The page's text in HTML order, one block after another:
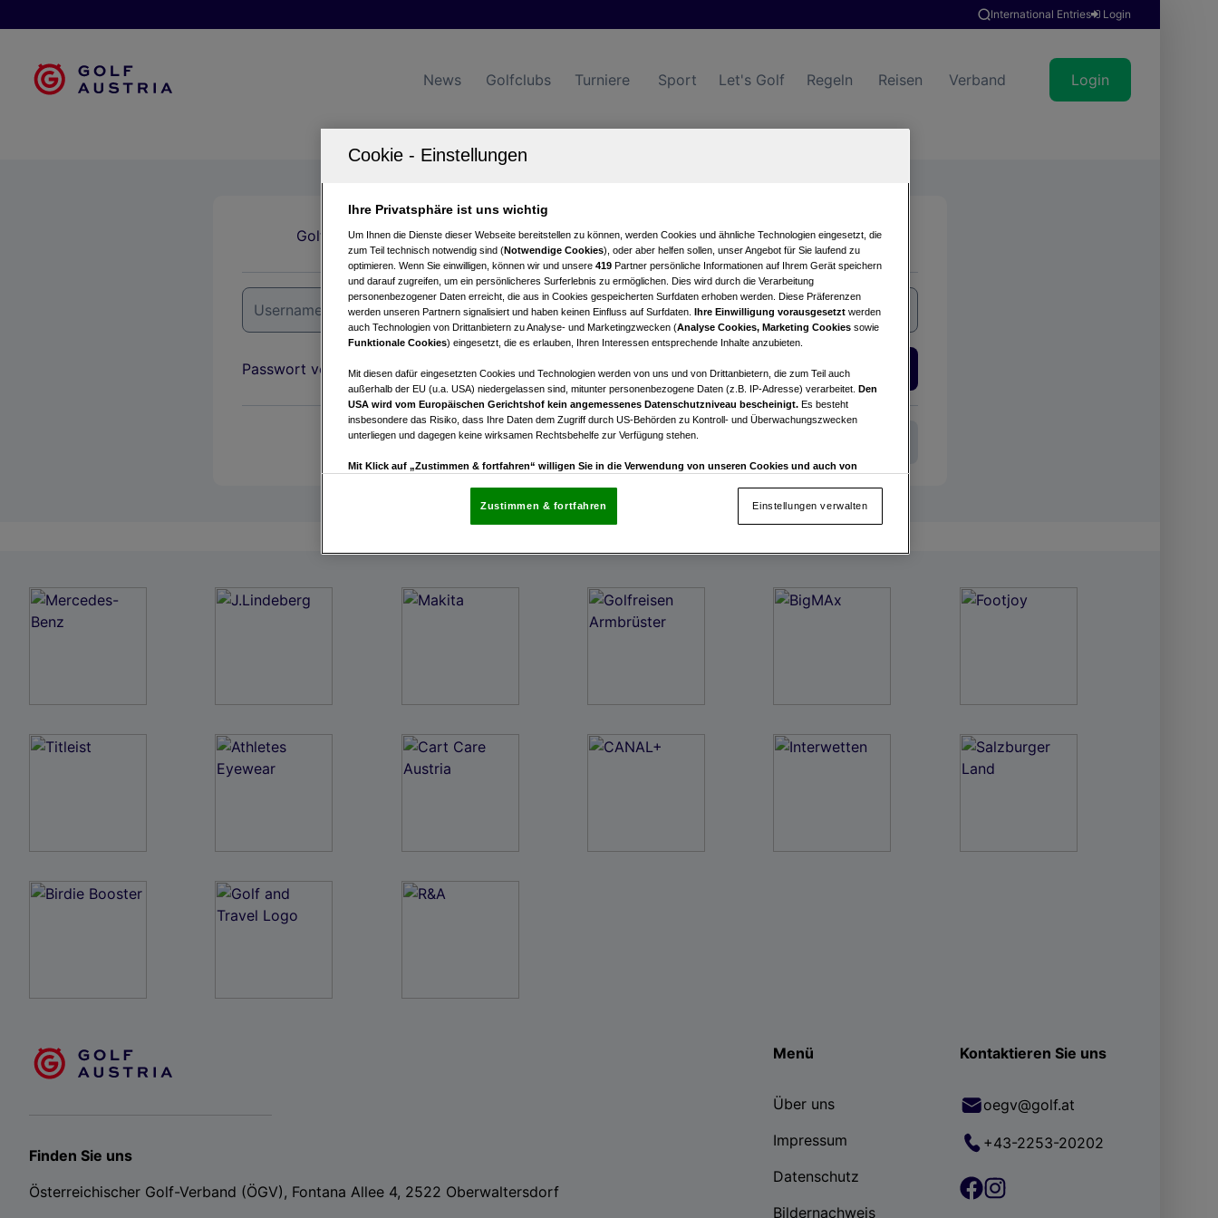
International Entries Login
News Golfclubs Turniere Sport Let's Golf Regeln Reisen Verband Login
Golfclubs Turniere Events Hotels Suche
Passwort vergessen?
Finden Sie uns
Österreichischer Golf-Verband (ÖGV), Fontana Allee 4, 2522 Oberwaltersdorf
Menü
Über uns
Impressum
Datenschutz
Bildernachweis
Kontaktieren Sie uns
oegv@golf.at
+43-2253-20202
Ihre Privatsphäre ist uns wichtig
Um Ihnen die Dienste dieser Webseite bereitstellen zu können, werden Cookies und ähnliche Technologien eingesetzt, die
zum Teil technisch notwendig sind (Notwendige Cookies), oder aber helfen sollen, unser Angebot für Sie laufend zu
optimieren. Wenn Sie einwilligen, können wir und unsere 419 Partner persönliche Informationen auf Ihrem Gerät speichern
und darauf zugreifen, um ein persönlicheres Surferlebnis zu ermöglichen. Dies wird durch die Verarbeitung
personenbezogener Daten erreicht, die aus in Cookies gespeicherten Surfdaten erhoben werden. Diese Präferenzen
werden unseren Partnern signalisiert und haben keinen Einfluss auf Surfdaten. Ihre Einwilligung vorausgesetzt werden
auch Technologien von Drittanbietern zu Analyse- und Marketingzwecken (Analyse Cookies, Marketing Cookies sowie
Funktionale Cookies) eingesetzt, die es erlauben, Ihren Interessen entsprechende Inhalte anzubieten.
Mit diesen dafür eingesetzten Cookies und Technologien werden von uns und von Drittanbietern, die zum Teil auch
außerhalb der EU (u.a. USA) niedergelassen sind, mitunter personenbezogene Daten (z.B. IP-Adresse) verarbeitet. Den
USA wird vom Europäischen Gerichtshof kein angemessenes Datenschutzniveau bescheinigt. Es besteht
insbesondere das Risiko, dass Ihre Daten dem Zugriff durch US-Behörden zu Kontroll- und Überwachungszwecken
unterliegen und dagegen keine wirksamen Rechtsbehelfe zur Verfügung stehen.
Mit Klick auf „Zustimmen & fortfahren“ willigen Sie in die Verwendung von unseren Cookies und auch von
Einstellungen“, die sich auf jeder Seite unten im Footer befinden.
Wir und unsere Partner verarbeiten Daten, um Folgendes bereitzustellen:
Einstellungen verwalten
Zustimmen & fortfahren